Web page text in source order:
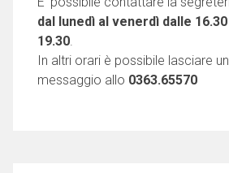
dal lunedì al venerdì dalle
19.30.
In altri orari è possibile lasciare un
messaggio allo 0363.65570